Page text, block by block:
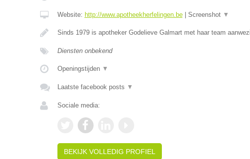
Website: http://www.apotheekherfelingen.be| Screenshot ▼
Sinds 1979 is apotheker Godelieve Galmart met haar team
Diensten onbekend
Openingstijden ▼
Laatste facebook posts ▼
Sociale media:
BEKIJK VOLLEDIG PROFIEL